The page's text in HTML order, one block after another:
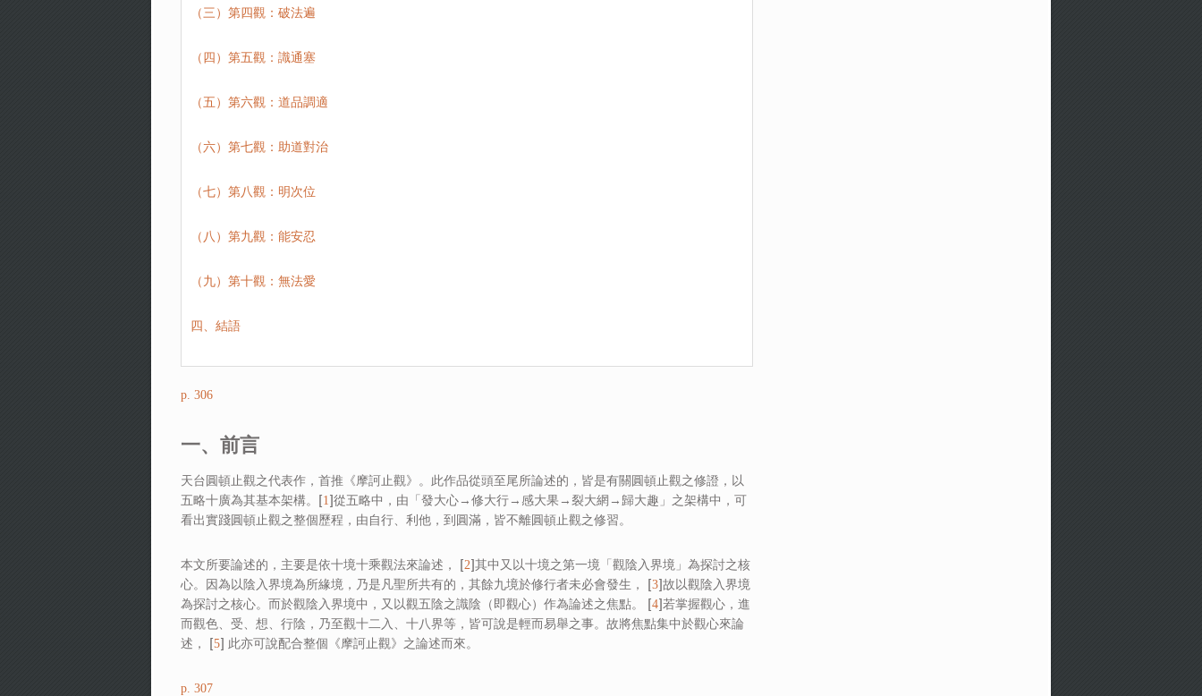
（三）第四觀：破法遍
（四）第五觀：識通塞
（五）第六觀：道品調適
（六）第七觀：助道對治
（七）第八觀：明次位
（八）第九觀：能安忍
（九）第十觀：無法愛
四、結語
p. 306
一、前言
天台圓頓止觀之代表作，首推《摩訶止觀》。此作品從頭至尾所論述的，皆是有關圓頓止觀之修證，以
五略十廣為其基本架構。[1 ]從五略中，由「發大心→修大行→感大果→裂大網→歸大趣」之架構中，可
看出實踐圓頓止觀之整個歷程，由自行、利他，到圓滿，皆不離圓頓止觀之修習。
本文所要論述的，主要是依十境十乘觀法來論述， [2]其中又以十境之第一境「觀陰入界境」為探討之核
心。因為以陰入界境為所緣境，乃是凡聖所共有的，其餘九境於修行者未必會發生， [3]故以觀陰入界境
為探討之核心。而於觀陰入界境中，又以觀五陰之識陰（即觀心）作為論述之焦點。 [4]若掌握觀心，進
而觀色、受、想、行陰，乃至觀十二入、十八界等，皆可說是輕而易舉之事。故將焦點集中於觀心來論
述， [5] 此亦可說配合整個《摩訶止觀》之論述而來。
p. 307